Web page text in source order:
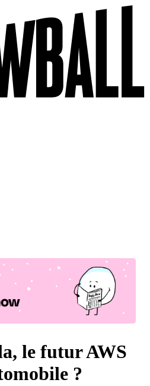
le futur AWS
?